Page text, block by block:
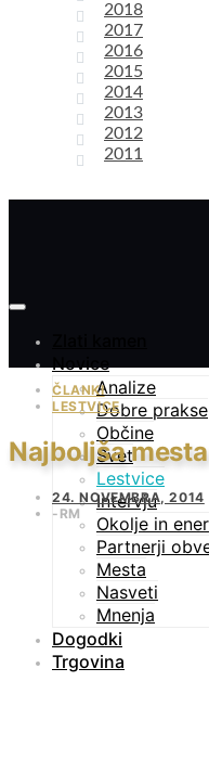
2018
2017
2016
2015
2014
2013
2012
2011
Novice
Analize
Dobre prakse
Občine
Svet
Lestvice
Intervju
Okolje in
Partnerji
Mesta
Nasveti
Mnenja
Dogodki
Trgovina
ČLANKI
LESTVICE
Najboljša
24. NOVEMBRA, 2014
RM